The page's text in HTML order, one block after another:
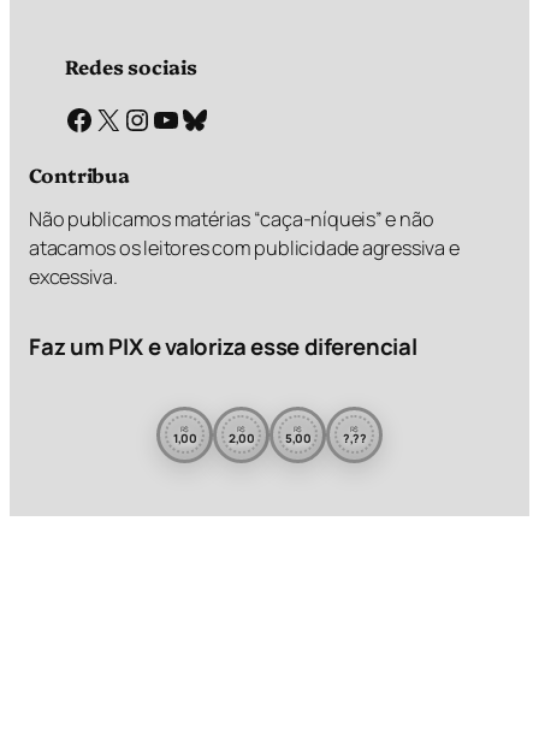
Redes sociais
Facebook X Instagram Youtube Bluesky
Contribua
Não publicamos matérias “caça-níqueis” e não
atacamos os leitores com publicidade agressiva e
excessiva.
Faz um PIX e valoriza esse diferencial
R$
1,00 R$
2,00 R$
5,00 R$
?,??